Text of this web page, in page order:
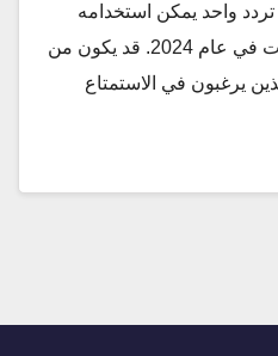
واحد يمكن استخدامه
لتنزيل جميع قنوات النايل سات في عام 2024. قد يكون من
يرغبون في الاستمتاع